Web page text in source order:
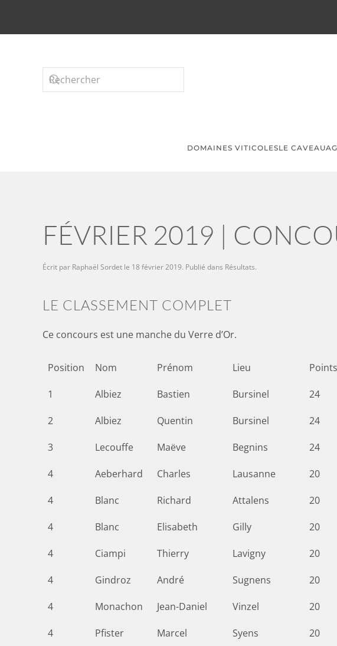
Passer au contenu principal
DOMAINES VITICOLESLE CAVEAU
FÉVRIER 2019 |
Écrit par Raphaël Sordet le 18 février 2019. Publié dans Résultats.
LE CLASSEMENT COMPLET
Ce concours est une manche du Verre d’Or.
Position Nom Prénom Lieu Points
1 Albiez Bastien Bursinel 24
2 Albiez Quentin Bursinel 24
3 Lecouffe Maëve Begnins 24
4 Aeberhard Charles Lausanne 20
4 Blanc Richard Attalens 20
4 Blanc Elisabeth Gilly 20
4 Ciampi Thierry Lavigny 20
4 Gindroz André Sugnens 20
4 Monachon Jean-Daniel Vinzel 20
4 Pfister Marcel Syens 20